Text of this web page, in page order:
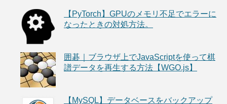
【PyTorch】GPUのメモリ不足でエラーに
なったときの対処方法。
囲碁｜ブラウザ上でJavaScriptを使って棋
譜データを再生する方法【WGO.js】
【MySQL】データベースをバックアップ